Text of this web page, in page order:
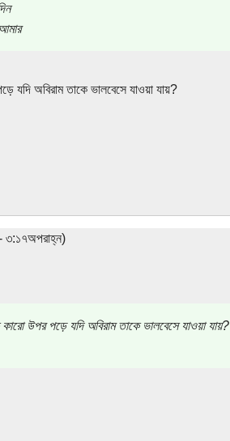
যদি অবিরাম তাকে ভালবেসে যাওয়া যায়?
৩:১৭অপরাহ্ন)
উপর পড়ে যদি অবিরাম তাকে ভালবেসে যাওয়া যায়?